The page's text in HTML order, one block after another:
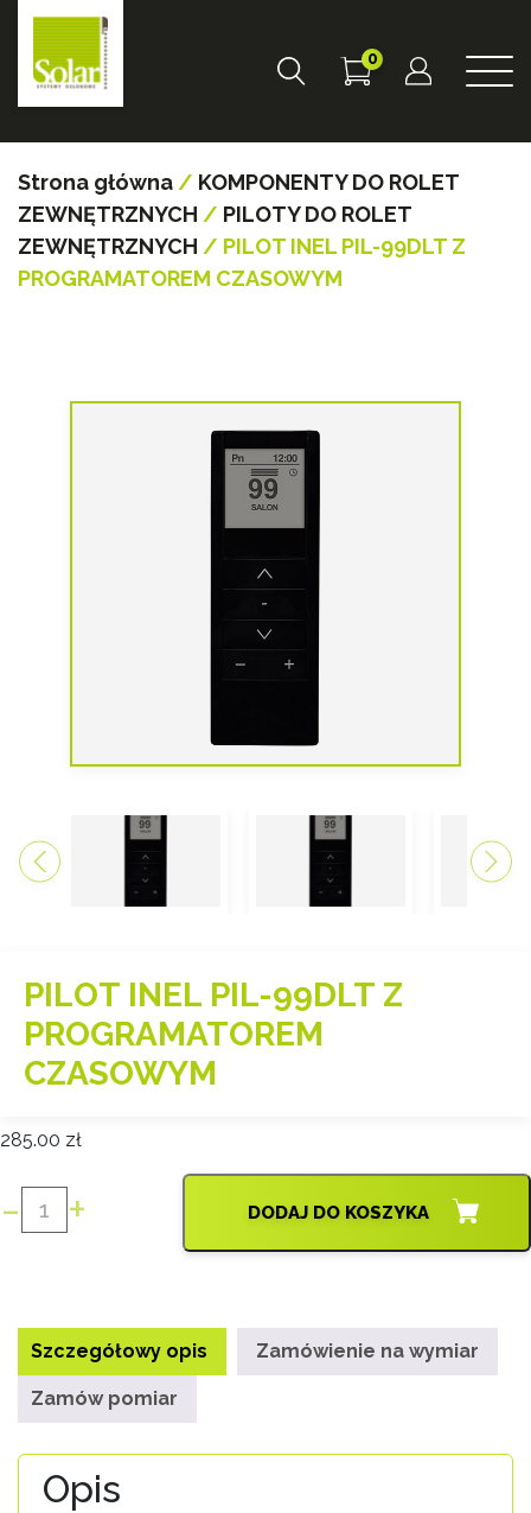
0
Strona główna / KOMPONENTY DO ROLET
ZEWNĘTRZNYCH / PILOTY DO ROLET
ZEWNĘTRZNYCH / PILOT INEL PIL-99DLT Z
PROGRAMATOREM CZASOWYM
PILOT INEL PIL-99DLT Z
PROGRAMATOREM
CZASOWYM
285.00 zł
-
ilość
99DLT
PROGRAMATOREM
CZASOWYM
+ DODAJ DO KOSZYKA
Szczegółowy opis Zamówienie na wymiar
Zamów pomiar
Opis